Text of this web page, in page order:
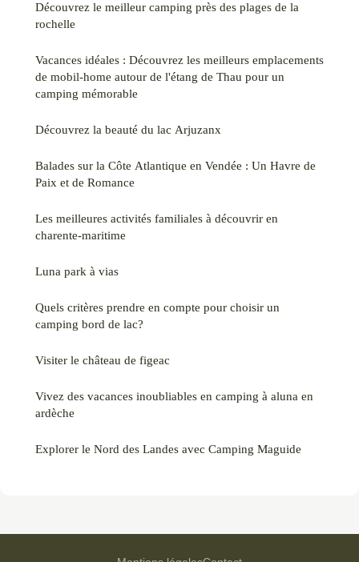
Découvrez le meilleur camping près des plages de la
rochelle
Vacances idéales : Découvrez les meilleurs emplacements
de mobil-home autour de l'étang de Thau pour un
camping mémorable
Découvrez la beauté du lac Arjuzanx
Balades sur la Côte Atlantique en Vendée : Un Havre de
Paix et de Romance
Les meilleures activités familiales à découvrir en
charente-maritime
Luna park à vias
Quels critères prendre en compte pour choisir un
camping bord de lac?
Visiter le château de figeac
Vivez des vacances inoubliables en camping à aluna en
ardèche
Explorer le Nord des Landes avec Camping Maguide